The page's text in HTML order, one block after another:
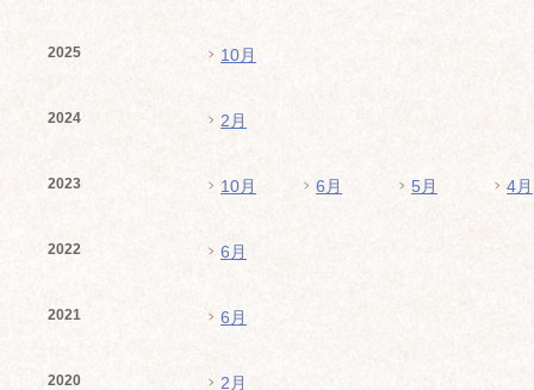
2025 10月
2024 2月
2023 10月 6月 5月 4月
2022 6月
2021 6月
2020 2月